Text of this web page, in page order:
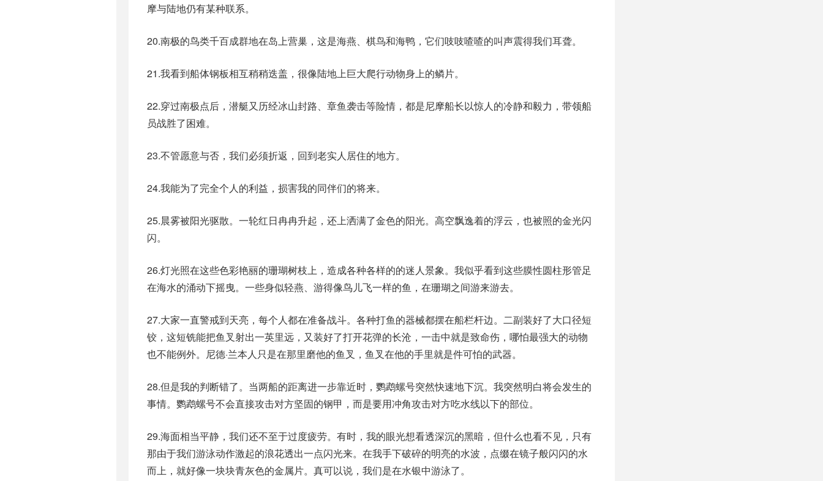
摩与陆地仍有某种联系。
20.南极的鸟类千百成群地在岛上营巢，这是海燕、棋鸟和海鸭，它们吱吱喳喳的叫声震得我们耳聋。
21.我看到船体钢板相互稍稍迭盖，很像陆地上巨大爬行动物身上的鳞片。
22.穿过南极点后，潜艇又历经冰山封路、章鱼袭击等险情，都是尼摩船长以惊人的冷静和毅力，带领船
员战胜了困难。
23.不管愿意与否，我们必须折返，回到老实人居住的地方。
24.我能为了完全个人的利益，损害我的同伴们的将来。
25.晨雾被阳光驱散。一轮红日冉冉升起，还上洒满了金色的阳光。高空飘逸着的浮云，也被照的金光闪
闪。
26.灯光照在这些色彩艳丽的珊瑚树枝上，造成各种各样的的迷人景象。我似乎看到这些膜性圆柱形管足
在海水的涌动下摇曳。一些身似轻燕、游得像鸟儿飞一样的鱼，在珊瑚之间游来游去。
27.大家一直警戒到天亮，每个人都在准备战斗。各种打鱼的器械都摆在船栏杆边。二副装好了大口径短
铰，这短铣能把鱼叉射出一英里远，又装好了打开花弹的长沧，一击中就是致命伤，哪怕最强大的动物
也不能例外。尼德·兰本人只是在那里磨他的鱼叉，鱼叉在他的手里就是件可怕的武器。
28.但是我的判断错了。当两船的距离进一步靠近时，鹦鹉螺号突然快速地下沉。我突然明白将会发生的
事情。鹦鹉螺号不会直接攻击对方坚固的钢甲，而是要用冲角攻击对方吃水线以下的部位。
29.海面相当平静，我们还不至于过度疲劳。有时，我的眼光想看透深沉的黑暗，但什么也看不见，只有
那由于我们游泳动作激起的浪花透出一点闪光来。在我手下破碎的明亮的水波，点缀在镜子般闪闪的水
而上，就好像一块块青灰色的金属片。真可以说，我们是在水银中游泳了。